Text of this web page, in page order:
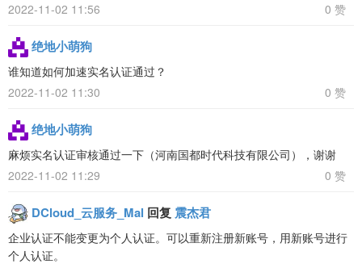
2022-11-02 11:56
0 赞
绝地小萌狗
谁知道如何加速实名认证通过？
2022-11-02 11:30
0 赞
绝地小萌狗
麻烦实名认证审核通过一下（河南国都时代科技有限公司），谢谢
2022-11-02 11:29
0 赞
DCloud_云服务_Mal 回复 震杰君
企业认证不能变更为个人认证。可以重新注册新账号，用新账号进行
个人认证。